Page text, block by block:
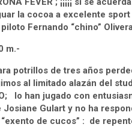
la cocoa a excelente
Fernando “chino”
m.-
potrillos de tres años
al limitado alazán del
lo han jugado con
Josiane Gulart y no ha
de cucos” : de repente